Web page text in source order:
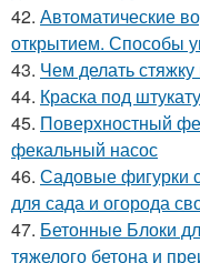
42. Автоматические
открытием. Способы
43. Чем делать
44. Краска под
45. Поверхностный
фекальный насос
46. Садовые фигурки
для сада и огорода
47. Бетонные Блоки
тяжелого бетона и